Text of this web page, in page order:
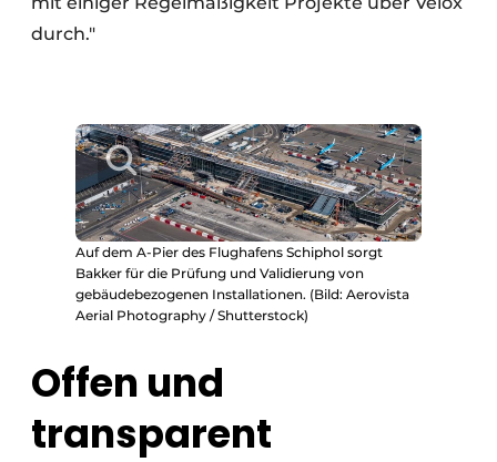
durch."
Auf dem A-Pier des Flughafens Schiphol sorgt
Bakker für die Prüfung und Validierung von
gebäudebezogenen Installationen. (Bild: Aerovista
Aerial Photography / Shutterstock)
Offen und
transparent